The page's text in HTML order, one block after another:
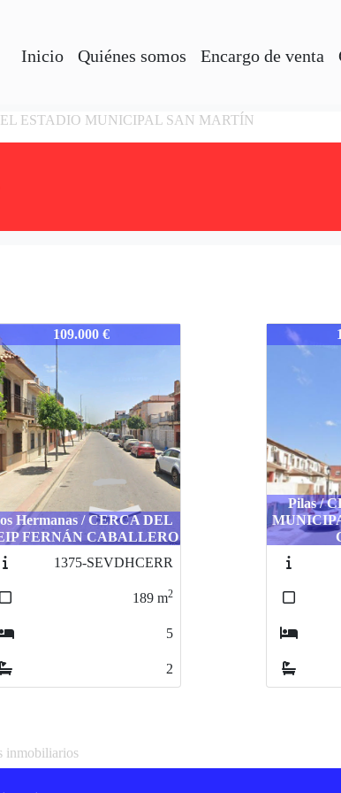
Inicio Quiénes somos Encargo de venta
ESTADIO MUNICIPAL SAN MARTÍN
SEVBOLLDESP
109.000 €
Hermanas / CERCA DEL
FERNÁN CABALLERO
1375-SEVDHCERR
189 m2
5
2
923-
Pilas /
inmobiliarios